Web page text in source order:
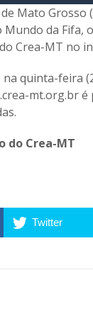
Mato
da Fifa,
Crea-MT no
quinta-feira
mt.org.bré
do Crea-MT
Twitter